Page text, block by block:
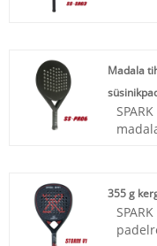
Madala
355 g